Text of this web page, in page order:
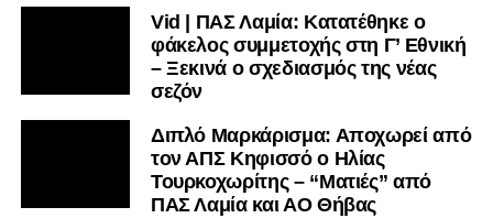
Vid | ΠΑΣ Λαμία: Κατατέθηκε ο
φάκελος συμμετοχής στη Γ’ Εθνική
– Ξεκινά ο σχεδιασμός της νέας
σεζόν
Διπλό Μαρκάρισμα: Αποχωρεί από
τον ΑΠΣ Κηφισσό ο Ηλίας
Τουρκοχωρίτης – “Ματιές” από
ΠΑΣ Λαμία και ΑΟ Θήβας